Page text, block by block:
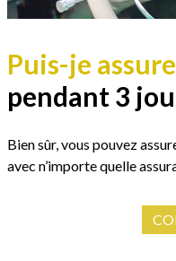
Puis-je
pendant 3
Bien sûr, vous pouvez
avec n’importe quelle